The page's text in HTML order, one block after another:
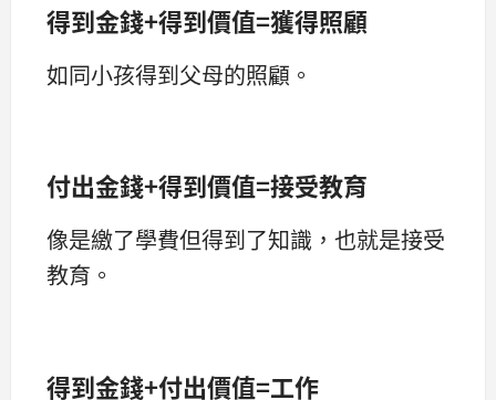
得到金錢+得到價值=獲得照顧
如同小孩得到父母的照顧。
付出金錢+得到價值=接受教育
像是繳了學費但得到了知識，也就是接受
教育。
得到金錢+付出價值=工作